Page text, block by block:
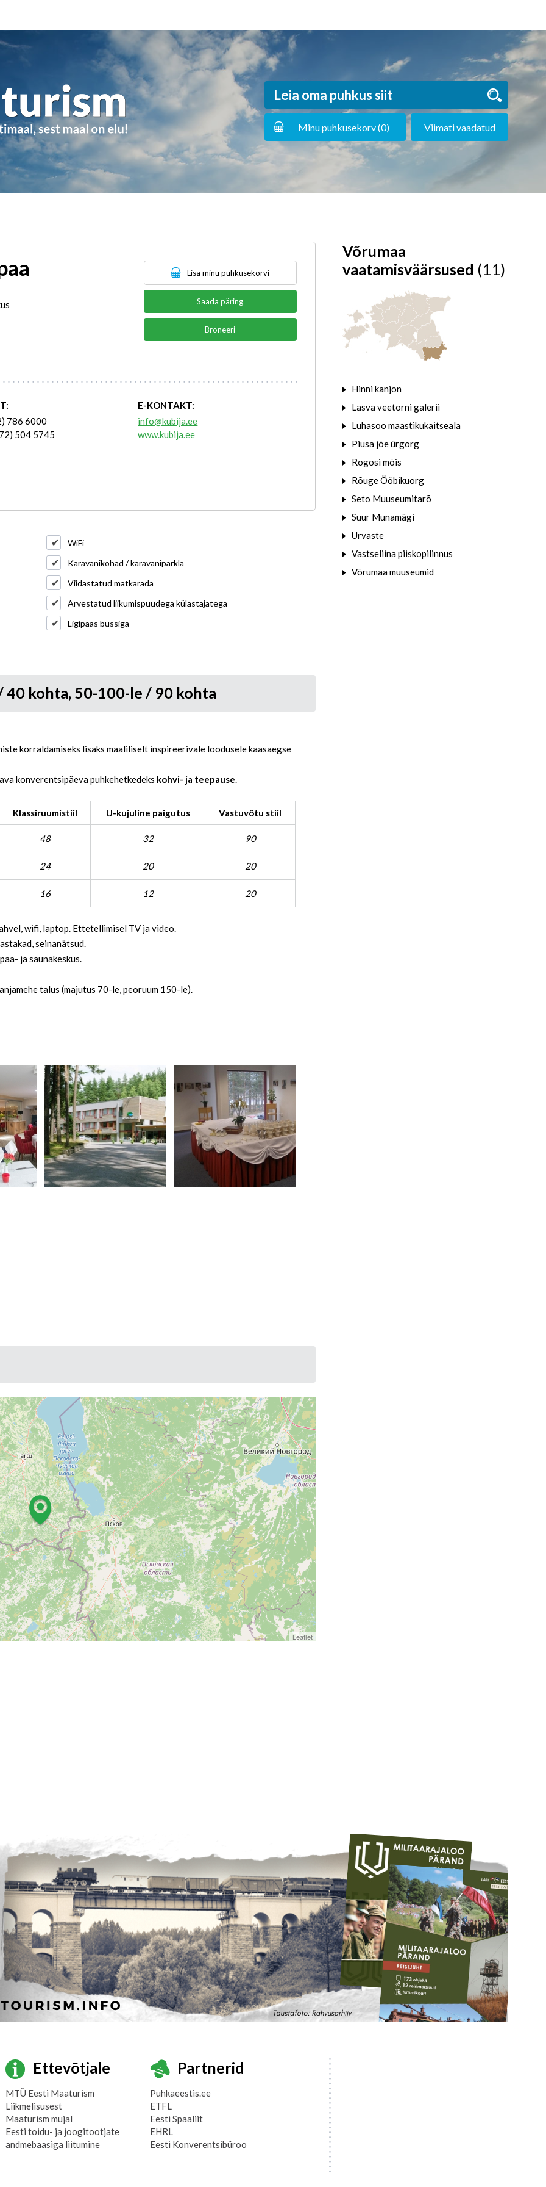
Minu puhkusekorv (0) Viimati vaadatud
Lisa minu puhkusekorvi
Saada päring
Broneeri
786 6000
504 5745
E-KONTAKT:
info@kubija.ee
www.kubija.ee
WiFi
Karavanikohad / karavaniparkla
Viidastatud matkarada
Arvestatud liikumispuudega külastajatega
Ligipääs bussiga
kohta, 50-100-le / 90 kohta
korraldamiseks lisaks maaliliselt inspireerivale loodusele kaasaegse
konverentsipäeva puhkehetkedeks kohvi- ja teepause.
Klassiruumistiil U-kujuline paigutus Vastuvõtu stiil
48 32 90
24 20 20
16 12 20
wifi, laptop. Ettetellimisel TV ja video.
seinanätsud.
ja saunakeskus.
talus (majutus 70-le, peoruum 150-le).
Leaflet
Võrumaa
vaatamisväärsused (11)
Hinni kanjon
Lasva veetorni galerii
Luhasoo maastikukaitseala
Piusa jõe ürgorg
Rogosi mõis
Rõuge Ööbikuorg
Seto Muuseumitarõ
Suur Munamägi
Urvaste
Vastseliina piiskopilinnus
Võrumaa muuseumid
Ettevõtjale
MTÜ Eesti Maaturism
Liikmelisusest
Maaturism mujal
Eesti toidu- ja joogitootjate
andmebaasiga liitumine
Partnerid
Puhkaeestis.ee
ETFL
Eesti Spaaliit
EHRL
Eesti Konverentsibüroo